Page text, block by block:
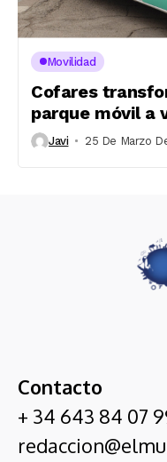
Movilidad
Cofares
parque móvil a
Javi 25 De Marzo
Contacto
+ 34 643 84 07